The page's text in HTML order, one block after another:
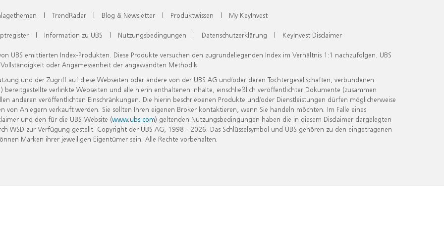
| TrendRadar | Blog & Newsletter | Produktwissen | My KeyInvest
| Information zu UBS | Nutzungsbedingungen | Datenschutzerklärung | KeyInvest Disclaimer
UBS emittierten Index-Produkten. Diese Produkte versuchen den zugrundeliegenden Index im Verhältnis 1:1 nachzufolgen. UBS
oder Angemessenheit der angewandten Methodik.
und der Zugriff auf diese Webseiten oder andere von der UBS AG und/oder deren Tochtergesellschaften, verbundenen
verlinkte Webseiten und alle hierin enthaltenen Inhalte, einschließlich veröffentlichter Dokumente (zusammen
anderen veröffentlichten Einschränkungen. Die hierin beschriebenen Produkte und/oder Dienstleistungen dürfen möglicherweise
Anlegern verkauft werden. Sie sollten Ihren eigenen Broker kontaktieren, wenn Sie handeln möchten. Im Falle eines
und den für die UBS-Website (www.ubs.com) geltenden Nutzungsbedingungen haben die in diesem Disclaimer dargelegten
zur Verfügung gestellt. Copyright der UBS AG, 1998 - 2026. Das Schlüsselsymbol und UBS gehören zu den eingetragenen
Marken ihrer jeweiligen Eigentümer sein. Alle Rechte vorbehalten.